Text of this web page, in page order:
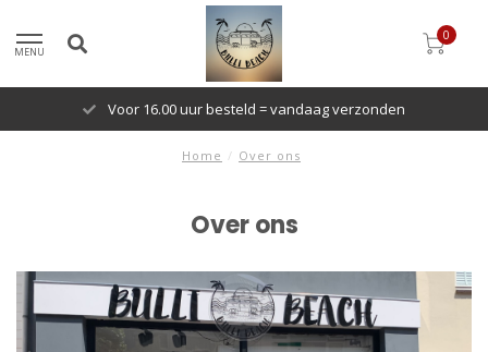
MENU
0
Voor 16.00 uur besteld = vandaag verzonden
Home / Over ons
Over ons